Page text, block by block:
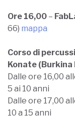
Ore 16,00 –
66) mappa
Corso di
Konate (Burkina
Dalle ore 16,00
5 ai 10 anni
Dalle ore 17,00
10 a 15 anni